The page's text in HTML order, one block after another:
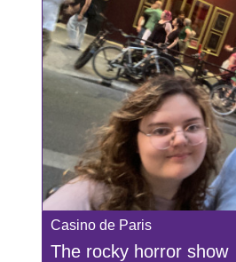
Casino de Paris
The rocky horror show